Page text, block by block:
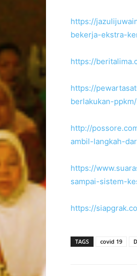
https://
bekerja-ekstra-
https://
https://
berlakukan-ppkm/
http://
ambil-langkah-
https://
sampai-sistem-
https://
TAGS covid 19